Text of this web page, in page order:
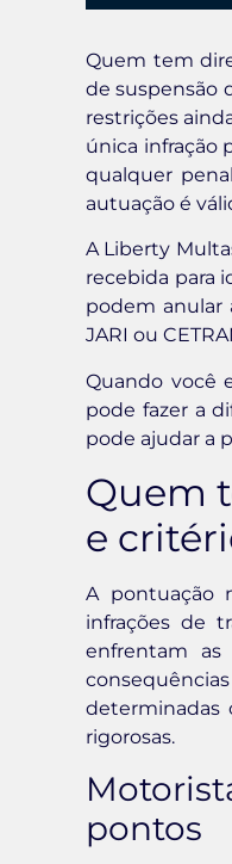
Quem tem
de suspensão
restrições
única infração
qualquer
autuação é
A Liberty
recebida para
podem anular
JARI ou
Quando você
pode fazer a
pode ajudar a
Quem
e
A pontuação
infrações de
enfrentam as
determinadas
rigorosas.
pontos